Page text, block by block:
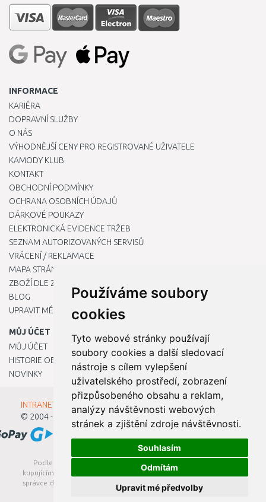
Používáme soubory
cookies
Tyto webové stránky používají
soubory cookies a další sledovací
nástroje s cílem vylepšení
uživatelského prostředí, zobrazení
přizpůsobeného obsahu a reklam,
analýzy návštěvnosti webových
stránek a zjištění zdroje návštěvnosti.
Souhlasím
Odmítám
Upravit mé předvolby
INFORMACE
KARIÉRA
DOPRAVNÍ SLUŽBY
O NÁS
VÝHODNĚJŠÍ CENY PRO REGISTROVANÉ UŽIVATELE
KAMODY KLUB
KONTAKT
OBCHODNÍ PODMÍNKY
OCHRANA OSOBNÍCH ÚDAJŮ
DÁRKOVÉ POUKAZY
ELEKTRONICKÁ EVIDENCE TRŽEB
SEZNAM AUTORIZOVANÝCH SERVISŮ
VRÁCENÍ / REKLAMACE
MAPA STRÁNKY
ZBOŽÍ DLE ZNAČEK
BLOG
UPRAVIT MÉ PŘEDVOLBY COOKIES
MŮJ ÚČET
MŮJ ÚČET
HISTORIE OBJEDNÁVEK
NOVINKY
INTRANET - Přihlášení pro zaměstnance
© 2004 - 2026
Kamody s.r.o.
Podle zákona o evidenci tržeb je prodávající povinen vystavit
kupujícímu účtenku. Zároveň je povinen zaevidovat přijatou tržbu u
správce daně online; v případě technického výpadku pak nejpozději
do 48 hodin.